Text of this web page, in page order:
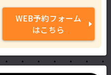
WEB予約フォーム
はこちら